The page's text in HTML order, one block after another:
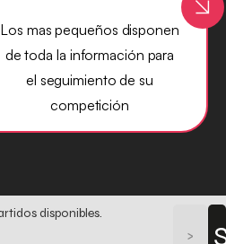
Los mas pequeños disponen
de toda la información para
el seguimiento de su
competición